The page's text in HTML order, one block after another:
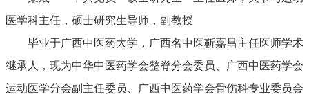
医学科主任，硕士研究生导师，副教授
毕业于广西中医药大学，广西名中医靳嘉昌主任医师学术
继承人，现为中华中医药学会整脊分会委员、广西中医药学会
运动医学分会副主任委员、广西中医药学会骨伤科专业委员会